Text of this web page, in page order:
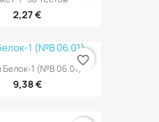
2,27 €
1 (№В 06.01)
9,38 €
favorite_border